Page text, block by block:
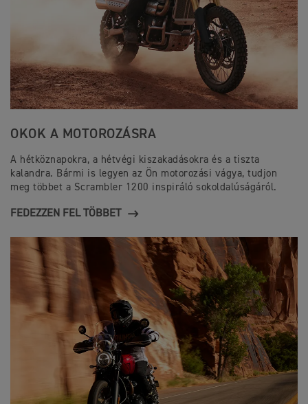
OKOK A MOTOROZÁSRA
A hétköznapokra, a hétvégi kiszakadásokra és a tiszta
kalandra. Bármi is legyen az Ön motorozási vágya, tudjon
meg többet a Scrambler 1200 inspiráló sokoldalúságáról.
FEDEZZEN FEL TÖBBET